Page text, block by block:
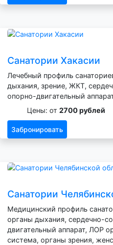
Санатории Хакасии
Лечебный профиль
дыхания, зрение, ЖКТ,
опорно-двигательный
Цены: от 2700 рублей
Забронировать
Санатории
Медицинский профиль
органы дыхания, сердечно-
двигательный аппарат, ЛОР
система, органы зрения,